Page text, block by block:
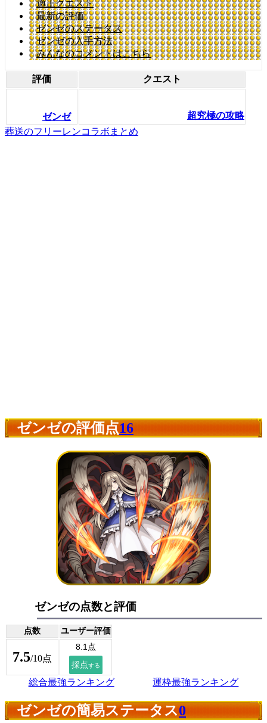
適正クエスト
最新の評価
ゼンゼのステータス
ゼンゼの入手方法
みんなのコメントはこちら
評価 クエスト
ゼンゼ
超究極の攻略
葬送のフリーレンコラボまとめ
ゼンゼの評価点16
ゼンゼの点数と評価
点数 ユーザー評価
7.5/10点
総合最強ランキング 運枠最強ランキング
ゼンゼの簡易ステータス0